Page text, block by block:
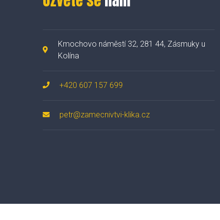
Kmochovo náměstí 32, 281 44, Zásmuky u
Kolína
+420 607 157 699
petr@zamecnivtvi-klika.cz